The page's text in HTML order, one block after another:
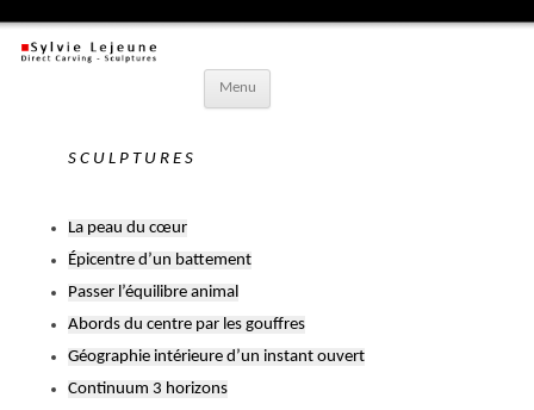
Menu
S C U L P T U R E S
La peau du cœur
Épicentre d’un battement
Passer l’équilibre animal
Abords du centre par les gouffres
Géographie intérieure d’un instant ouvert
Continuum 3 horizons